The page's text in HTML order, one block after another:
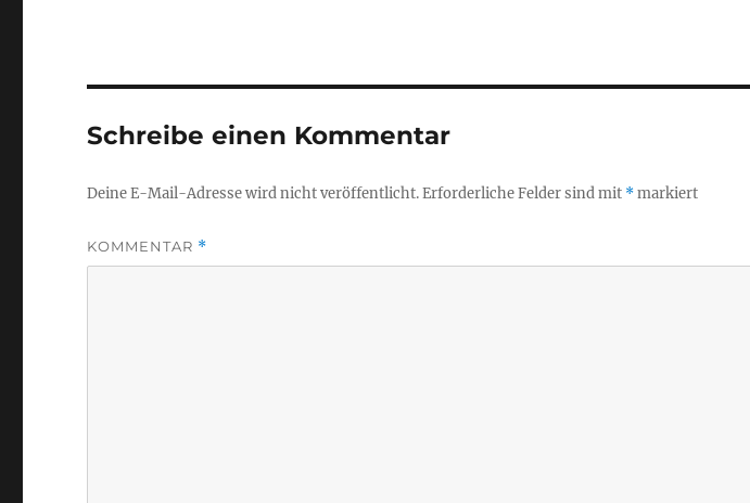
Schreibe einen Kommentar
Deine E-Mail-Adresse wird nicht veröffentlicht.Erforderliche Felder sind mit *markiert
KOMMENTAR *